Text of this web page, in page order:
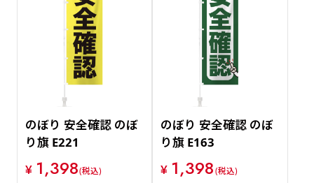
のぼり 安全確認 のぼ
り旗 E221
¥ 1,398(税込)
のぼり 安全確認 のぼ
り旗 E163
¥ 1,398(税込)